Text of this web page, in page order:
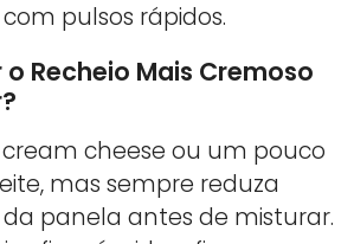
pulsos rápidos.
Recheio Mais Cremoso
cream cheese ou um pouco
mas sempre reduza
panela antes de misturar.